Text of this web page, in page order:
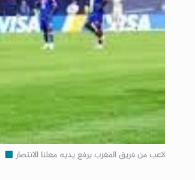
لاعب من فريق المغرب يرفع يديه معلنا الانتصار